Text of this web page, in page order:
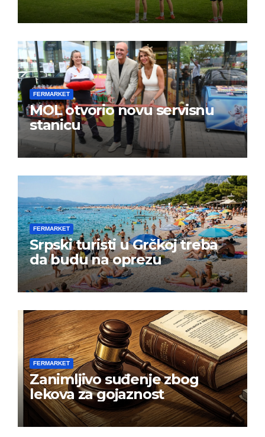
FERMARKET
MOL otvorio novu servisnu
stanicu
FERMARKET
Srpski turisti u Grčkoj treba
da budu na oprezu
FERMARKET
Zanimljivo suđenje zbog
lekova za gojaznost